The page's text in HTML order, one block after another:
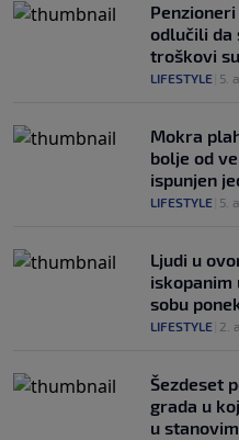
odlučili da
troškovi
LIFESTYLE 5.
Mokra
bolje od
ispunjen
LIFESTYLE 5.
Ljudi u
iskopanim
sobu
LIFESTYLE 2.
Šezdeset
grada u
u